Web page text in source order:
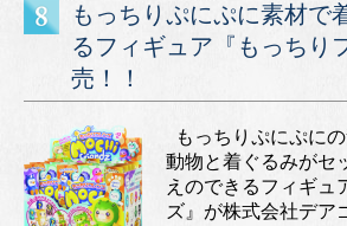
もっちりぷにぷに素材で
るフィギュア『もっちり
売！！
もっちりぷにぷに
動物と着ぐるみがセ
えのできるフィギュ
ズ』が株式会社デア